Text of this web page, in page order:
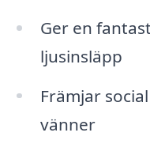
Ger en
ljusinsläpp
Främjar
vänner